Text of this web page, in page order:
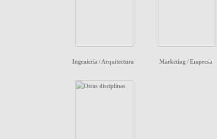
Ingeniería / Arquitectura Marketing / Empresa